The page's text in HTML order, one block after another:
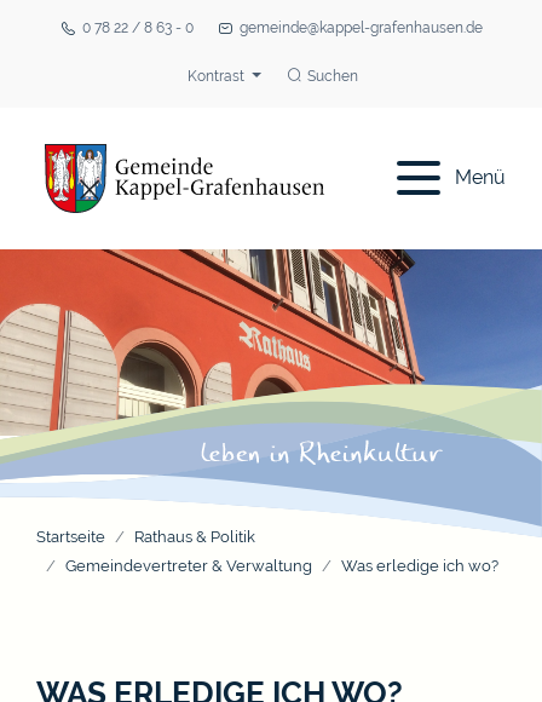
0 78 22 / 8 63 - 0 gemeinde@kappel-grafenhausen.de
Kontrast Suchen
Menü
Startseite
Rathaus & Politik
Gemeindevertreter & Verwaltung
Was erledige ich wo?
WAS ERLEDIGE ICH WO?